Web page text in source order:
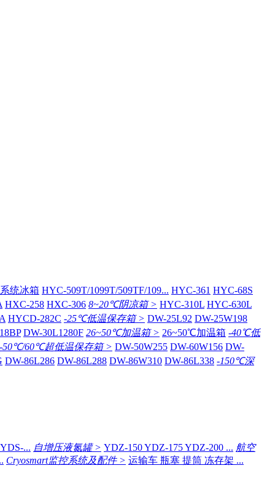
统冰箱 HYC-509T/1099T/509TF/109... HYC-361 HYC-68S
HXC-258 HXC-306 8~20℃阴凉箱 > HYC-310L HYC-630L
HYCD-282C -25℃低温保存箱 > DW-25L92 DW-25W198
DW-30L1280F 26~50℃加温箱 > 26~50℃加温箱 -40℃低
-50℃/60℃超低温保存箱 > DW-50W255 DW-60W156 DW-
DW-86L286 DW-86L288 DW-86W310 DW-86L338 -150℃深
... 自增压液氮罐 > YDZ-150 YDZ-175 YDZ-200 ... 航空
Cryosmart监控系统及配件 > 运输车 瓶塞 提筒 冻存架 ...